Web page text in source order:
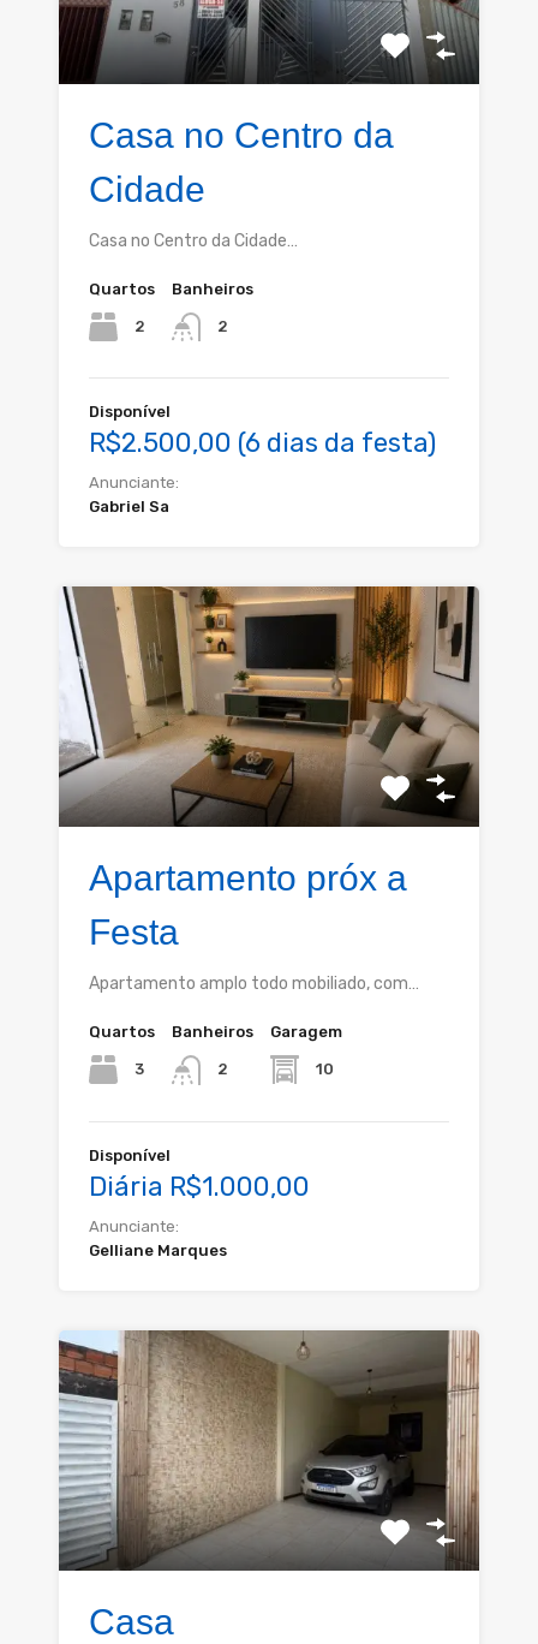
Casa no Centro da
Cidade
Casa no Centro da Cidade…
Quartos
2
Banheiros
2
Disponível
R$2.500,00 (6 dias da festa)
Anunciante:
Gabriel Sa
Apartamento próx a
Festa
Apartamento amplo todo mobiliado, com…
Quartos
3
Banheiros
2
Garagem
10
Disponível
Diária R$1.000,00
Anunciante:
Gelliane Marques
Casa